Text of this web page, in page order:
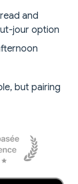
and
jour option
but pairing